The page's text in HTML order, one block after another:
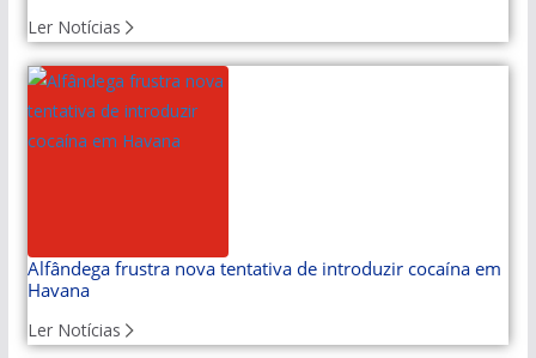
Ler Notícias
Alfândega frustra nova tentativa de introduzir cocaína em
Havana
Ler Notícias